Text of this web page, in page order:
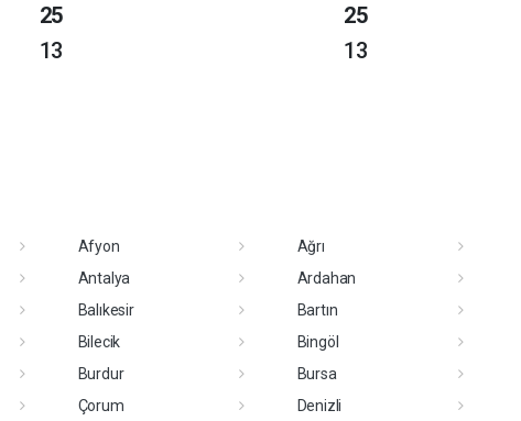
25
13
25
13
Afyon
Ağrı
Antalya
Ardahan
Balıkesir
Bartın
Bilecik
Bingöl
Burdur
Bursa
Çorum
Denizli